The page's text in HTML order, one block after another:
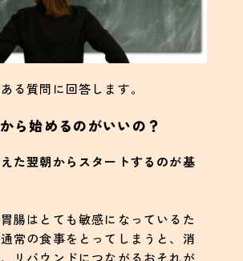
る質問に回答します。
ら始めるのがいいの？
た翌朝からスタートするのが基
腸はとても敏感になっているた
常の食事をとってしまうと、消
リバウンドにつながるおそれが